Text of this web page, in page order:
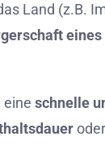
Land (z.B.
eines
eine schnelle
oder